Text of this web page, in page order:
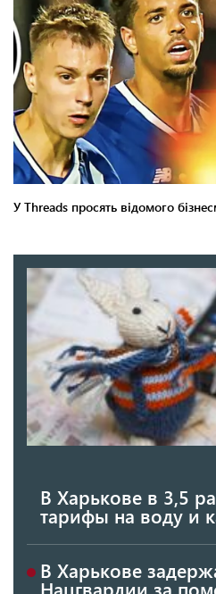
В Харькове в 3,5
тарифы на воду и
В Харькове
Нацгвардии за